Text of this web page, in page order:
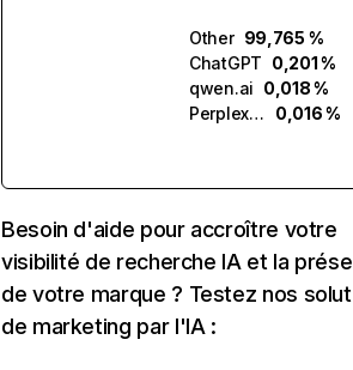
Other 99,765 %
ChatGPT 0,201 %
qwen.ai 0,018 %
Perplexity
0,016 %
Besoin d'aide pour accroître votre
visibilité de recherche IA et la
de votre marque ? Testez nos
de marketing par l'IA :